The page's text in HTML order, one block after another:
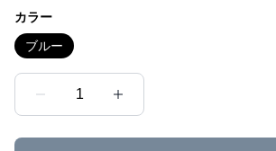
カラー
ブルー
1